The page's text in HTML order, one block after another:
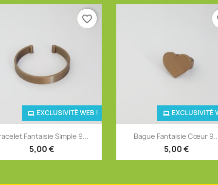
Aperçu rapide
Fantaisie Simple 9...
5,00 €
EXCLUSIVITÉ WEB !
favorite_border
 Aperçu rapide
Bague Fantaisie Cœur
5,00 €
EXCLUSIVITÉ